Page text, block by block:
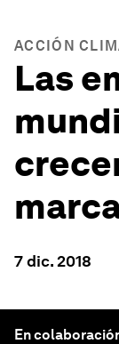
ACCIÓN
Las
7 dic. 2018
En